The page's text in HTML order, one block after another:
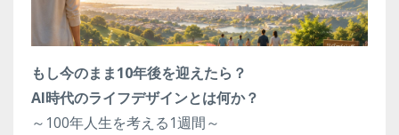
もし今のまま10年後を迎えたら？
AI時代のライフデザインとは何か？
～100年人生を考える1週間～